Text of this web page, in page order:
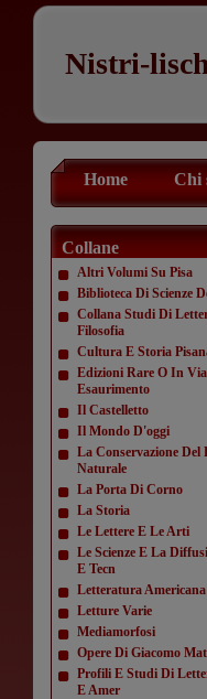
Nistri-
Home Chi
Collane
Altri Volumi Su Pisa
Biblioteca Di Scienze
Collana Studi Di
Filosofia
Cultura E Storia
Edizioni Rare O In
Esaurimento
Il Castelletto
Il Mondo D'oggi
La Conservazione Del
Naturale
La Porta Di Corno
La Storia
Le Lettere E Le Arti
Le Scienze E La
E Tecn
Letteratura Americana
Letture Varie
Mediamorfosi
Opere Di Giacomo
Profili E Studi Di
E Amer